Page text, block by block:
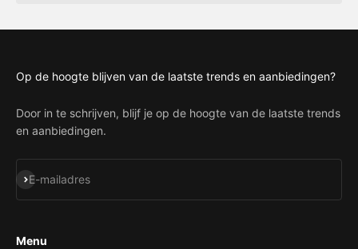
Op de hoogte blijven van de laatste trends en aanbiedingen?
Door in te schrijven, blijf je op de hoogte van de laatste trends
en aanbiedingen.
E-mailadres
Abonneren
Menu